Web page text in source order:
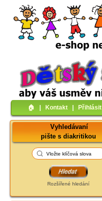
🏠︎ Kontakt Přihlásit
Vyhledávaní
pište s diakritikou
Rozšířené hledání